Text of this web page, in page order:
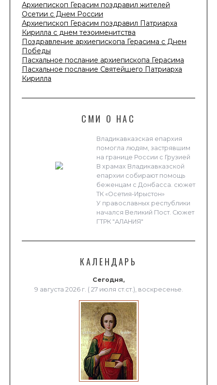
Архиепископ Герасим поздравил жителей
Осетии с Днем России
Архиепископ Герасим поздравил Патриарха
Кирилла с днем тезоименитства
Поздравление архиепископа Герасима с Днем
Победы
Пасхальное послание архиепископа Герасима
Пасхальное послание Святейшего Патриарха
Кирилла
СМИ О НАС
Владикавказская епархия
помогла людям, застрявшим
на границе России с Грузией
В храмах Владикавказской
епархии собирают помощь
беженцам с Донбасса. сюжет
ТК «Осетия-Ирыстон»
У православных республики
начался Великий Пост. Сюжет
ГТРК "АЛАНИЯ"
КАЛЕНДАРЬ
Сегодня,
9 августа 2026 г. ( 27 июля ст.ст.), воскресенье.